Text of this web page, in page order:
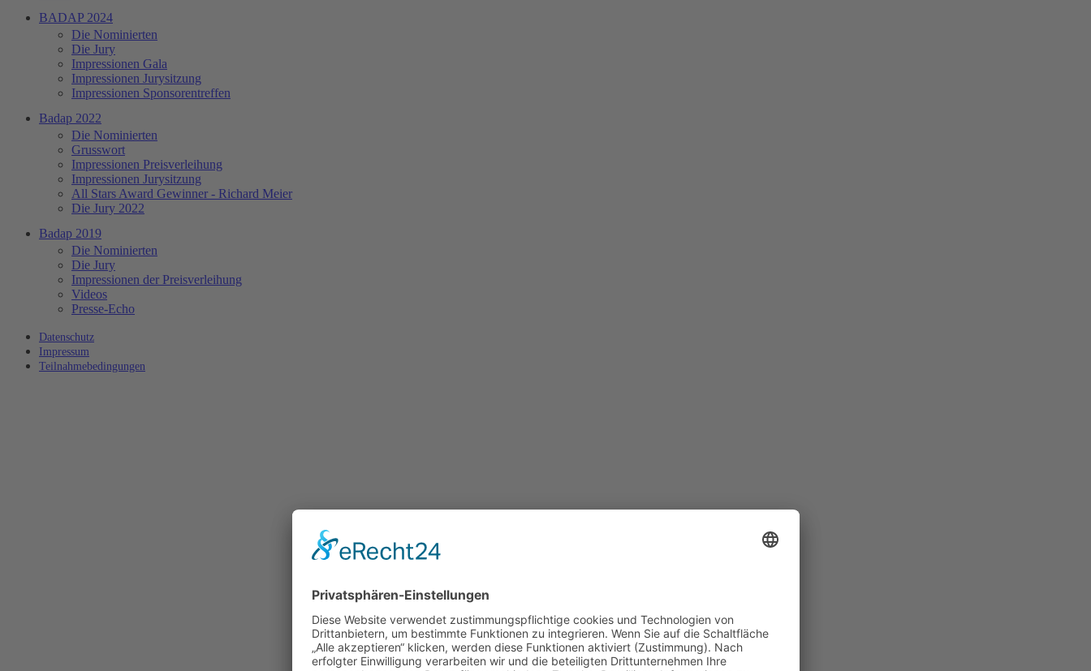
BADAP 2024
Die Nominierten
Die Jury
Impressionen Gala
Impressionen Jurysitzung
Impressionen Sponsorentreffen
Badap 2022
Die Nominierten
Grusswort
Impressionen Preisverleihung
Impressionen Jurysitzung
All Stars Award Gewinner - Richard Meier
Die Jury 2022
Badap 2019
Die Nominierten
Die Jury
Impressionen der Preisverleihung
Videos
Presse-Echo
Datenschutz
Impressum
Teilnahmebedingungen
ARCHITEKTUR